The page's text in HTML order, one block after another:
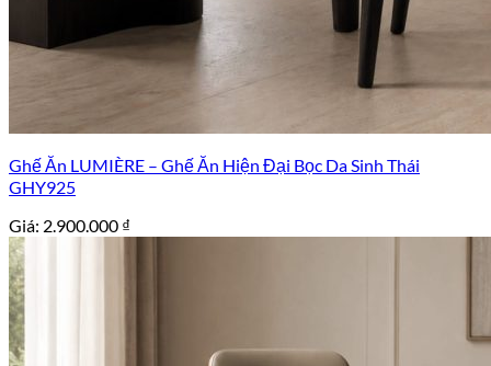
Ghế Ăn LUMIÈRE – Ghế Ăn Hiện Đại Bọc Da Sinh Thái
GHY925
Giá: 2.900.000 ₫